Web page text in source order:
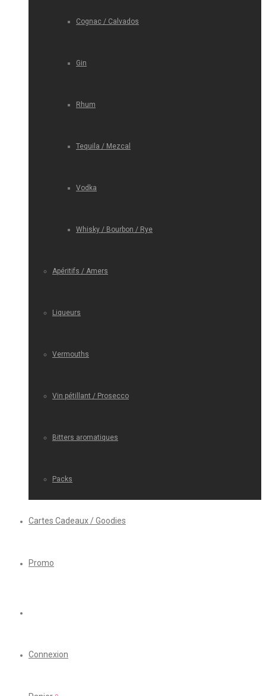
Cognac / Calvados
Gin
Rhum
Tequila / Mezcal
Vodka
Whisky / Bourbon / Rye
Apéritifs / Amers
Liqueurs
Vermouths
Vin pétillant / Prosecco
Bitters aromatiques
Packs
Cartes Cadeaux / Goodies
Promo
Connexion